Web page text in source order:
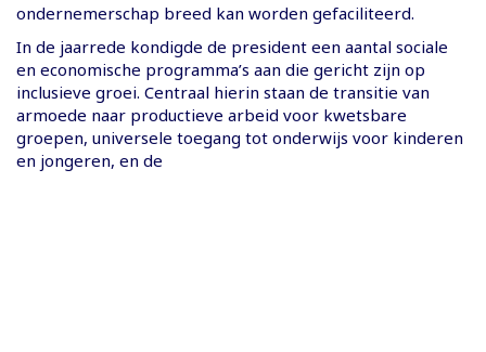
ondernemerschap breed kan worden gefaciliteerd.
In de jaarrede kondigde de president een aantal sociale
en economische programma’s aan die gericht zijn op
inclusieve groei. Centraal hierin staan de transitie van
armoede naar productieve arbeid voor kwetsbare
groepen, universele toegang tot onderwijs voor kinderen
en jongeren, en de